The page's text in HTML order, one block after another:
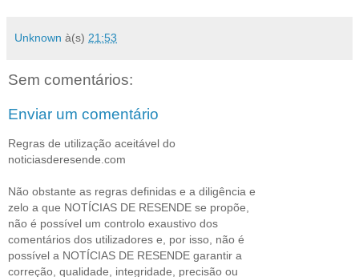
Unknown à(s) 21:53
Sem comentários:
Enviar um comentário
Regras de utilização aceitável do
noticiasderesende.com
Não obstante as regras definidas e a diligência e
zelo a que NOTÍCIAS DE RESENDE se propõe,
não é possível um controlo exaustivo dos
comentários dos utilizadores e, por isso, não é
possível a NOTÍCIAS DE RESENDE garantir a
correção, qualidade, integridade, precisão ou